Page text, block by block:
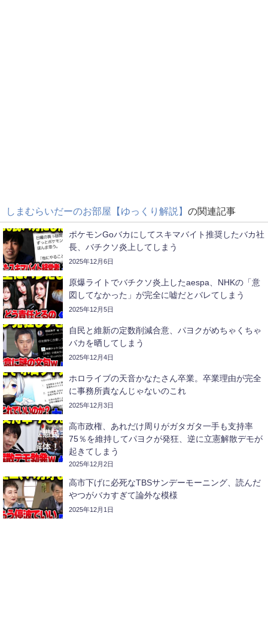
しまむらいだーのお部屋【ゆっくり解説】 の関連記事
ポケモンGoバカにしてスキマバイト推奨したバカ社
長、バチクソ炎上してしまう
2025年12月6日
原爆ライトでバチクソ炎上したaespa、NHKの「意
図してなかった」が完全に嘘だとバレてしまう
2025年12月5日
自民と維新の定数削減合意、パヨクがめちゃくちゃ
バカを晒してしまう
2025年12月4日
ホロライブの天音かなたさん卒業。卒業理由が完全
に事務所責なんじゃないのこれ
2025年12月3日
高市政権、あれだけ周りがガタガタ一手も支持率
75％を維持してパヨクが発狂、逆に立憲解散デモが
起きてしまう
2025年12月2日
高市下げに必死なTBSサンデーモーニング、読んだ
やつがバカすぎて論外な模様
2025年12月1日